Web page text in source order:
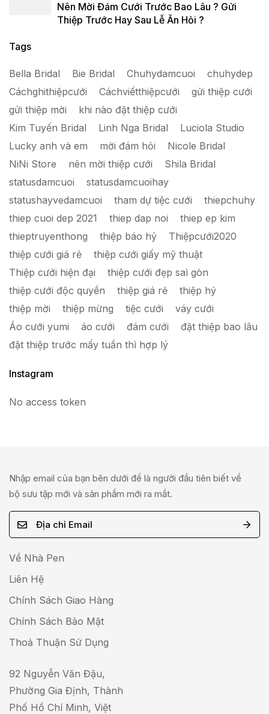
Nên Mời Đám Cưới Trước Bao Lâu ? Gửi
Thiệp Trước Hay Sau Lễ Ăn Hỏi ?
Tags
Bella Bridal Bie Bridal Chuhydamcuoi
chuhydep
Cáchghithiệpcưới
Cáchviếtthiệpcưới
gửi thiệp cưới
gửi thiệp mời
khi nào đặt thiệp cưới
Kim Tuyến Bridal
Linh Nga Bridal
Luciola Studio
Lucky anh và em
mời đám hỏi
Nicole Bridal
NiNi Store
nên mời thiệp cưới
Shila Bridal
statusdamcuoi
statusdamcuoihay
statushayvedamcuoi
tham dự tiệc cưới
thiepchuhy
thiep cuoi dep 2021
thiep dap noi
thiep ep kim
thieptruyenthong
thiệp báo hỷ
Thiệpcưới2020
thiệp cưới giá rẻ
thiệp cưới giấy mỹ thuật
Thiệp cưới hiện đại
thiệp cưới đẹp saì gòn
thiệp cưới độc quyền
thiệp giá rẻ
thiệp hỷ
thiệp mời
thiệp mừng tiệc cưới
váy cưới
Áo cưới yumi
áo cưới đám cưới
đặt thiệp bao lâu
đặt thiệp trước mấy tuần thì hợp lý
Instagram
No access token
Nhập email của bạn bên dưới để là người đầu tiên biết về
bộ sưu tập mới và sản phẩm mới ra mắt.
m
a
l
*
Về Nhà Pen
Liên Hệ
Chính Sách Giao Hàng
Chính Sách Bảo Mật
Thoả Thuận Sử Dụng
92 Nguyễn Văn Đậu,
Phường Gia Định, Thành
Phố Hồ Chí Minh, Việt